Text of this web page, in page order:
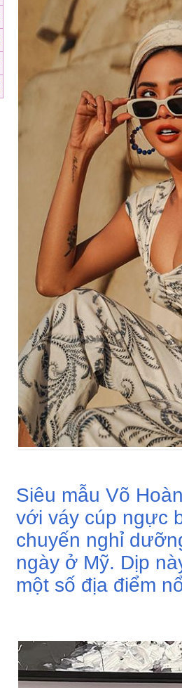
Siêu mẫu Võ
với váy cúp ngực
chuyến nghỉ
ngày ở Mỹ. Dịp
một số địa điểm